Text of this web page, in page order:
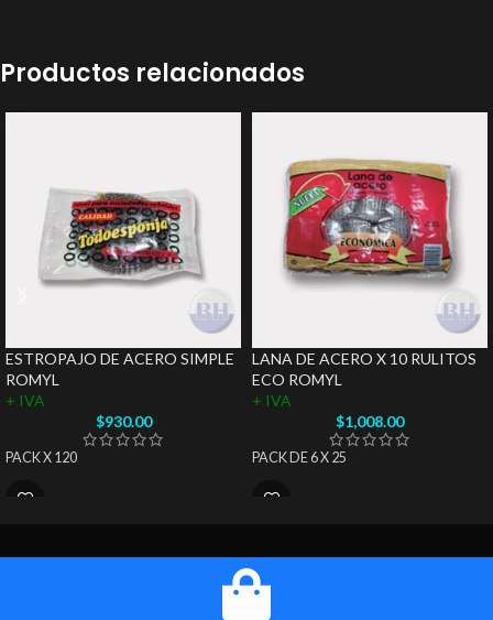
Productos relacionados
ESTROPAJO DE ACERO SIMPLE
ROMYL
+ IVA
$930.00
PACK X 120
LANA DE ACERO X 10 RULITOS
ECO ROMYL
+ IVA
$1,008.00
PACK DE 6 X 25